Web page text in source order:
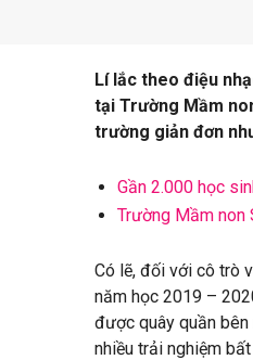
Lí lắc theo điệu
tại Trường Mầm
trường giản đơn
Gần 2.000 học
Trường Mầm non
Có lẽ, đối với cô trò
năm học 2019 –
được quây quần bên
nhiều trải nghiệm